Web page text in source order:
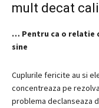
mult decat
… Pentru ca o relatie
sine
Cuplurile fericite au si
concentreaza pe
problema declanseaza